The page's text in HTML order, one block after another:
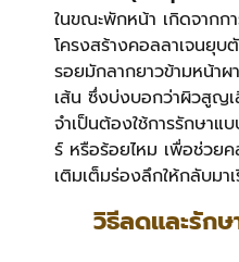
ในขณะพักหน้า เกิดจากก
โครงสร้างคอลลาเจนยุบ
รอยมักลากยาวข้ามหน้า
เส้น ซึ่งบ่งบอกว่าผิวสูญ
จำเป็นต้องใช้การรักษา
ร์ หรือร้อยไหม เพื่อช่วยค
เติมเต็มร่องลึกให้กลับม
วิธีลดและรัก